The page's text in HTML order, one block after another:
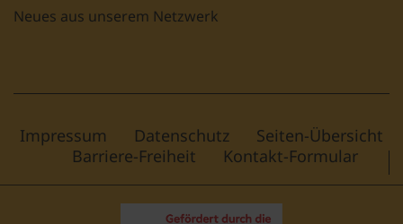
Neues aus unserem Netzwerk
Impressum Datenschutz
Seiten-Übersicht
Barriere-Freiheit
Kontakt-Formular